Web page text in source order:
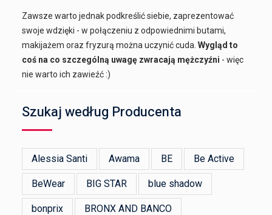
Zawsze warto jednak podkreślić siebie, zaprezentować
swoje wdzięki - w połączeniu z odpowiednimi butami,
makijażem oraz fryzurą można uczynić cuda.Wygląd to
coś na co szczególną uwagę zwracają mężczyźni - więc
nie warto ich zawieźć :)
Szukaj według Producenta
Alessia Santi Awama BE Be Active
BeWear BIG STAR blue shadow
bonprix BRONX AND BANCO